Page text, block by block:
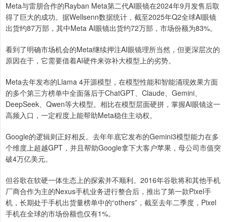
Meta与雷朋合作的Rayban Meta第二代AI眼镜在2024年9月发售后取
得了巨大的成功。据Wellsenn数据统计，截至2025年Q2全球AI眼镜
出货约87万部，其中Meta AI眼镜出货约72万部，市场份额为83%。
看到了明确市场机会的Meta继续押注AI眼镜理所当然，但更深层次的
原因在于，它需要借着AI硬件来弥补大模型上的劣势。
Meta去年发布的Llama 4开源模型，在模型性能和智能涌现效果方面
的多个第三方榜单中全面落后于ChatGPT、Claude、Gemini、
DeepSeek、Qwen等大模型。相比在模型层面硬拼，掌握AI眼镜这一
高频入口，一定程度上能帮助Meta稳住主动权。
Google的逻辑则正好相反。去年年底它发布的Gemini3模型能力在多
个维度上超越GPT，并且帮助Google拿下大客户苹果，母公司市值突
破4万亿美元。
但谷歌在软硬一体生态上的探索并不顺利。2016年谷歌将和其他手机
厂商合作为主的Nexus手机业务进行整合后，推出了第一款Pixel手
机，长期处于手机出货量榜单中的“others”，截至去年二季度，Pixel
手机在全球的市场份额也仅有1%。